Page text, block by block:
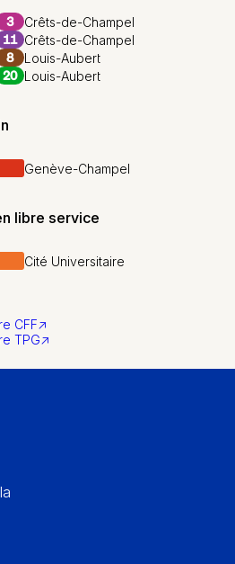
3 Crêts-de-Champel
11 Crêts-de-Champel
8 Louis-Aubert
20 Louis-Aubert
Genève-Champel
libre service
Cité Universitaire
CFF↗
TPG↗